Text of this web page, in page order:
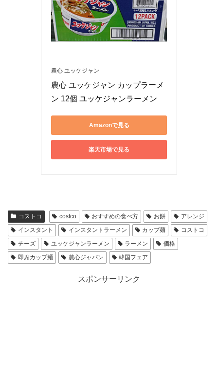
農心 ユッケジャン
農心 ユッケジャン カップラーメ
ン 12個 ユッケジャンラーメン
Amazonで見る
楽天市場で見る
コストコ costco おすすめの食べ方 お餅
アレンジ
インスタント
インスタントラーメン カップ麺
コストコ
チーズ
ユッケジャンラーメン ラーメン
価格
即席カップ麺
農心ジャパン 韓国フェア
スポンサーリンク